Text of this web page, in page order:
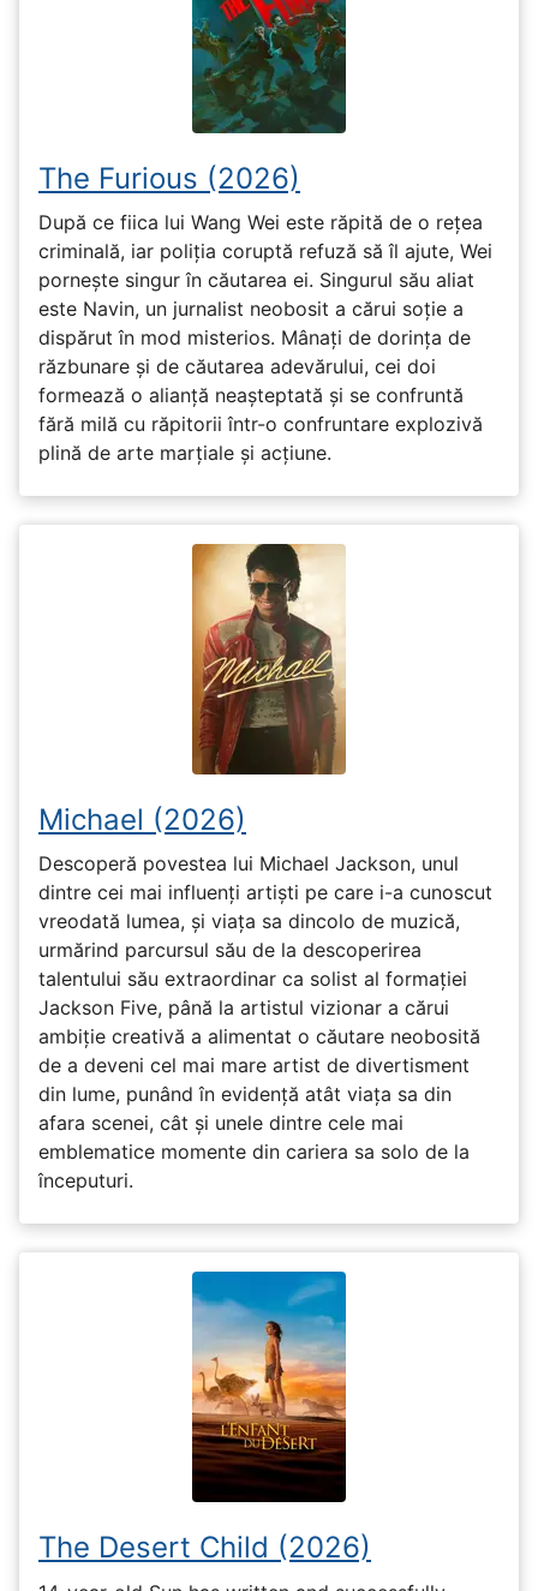
The Furious (2026)
După ce fiica lui Wang Wei este răpită de o rețea
criminală, iar poliția coruptă refuză să îl ajute, Wei
pornește singur în căutarea ei. Singurul său aliat
este Navin, un jurnalist neobosit a cărui soție a
dispărut în mod misterios. Mânați de dorința de
răzbunare și de căutarea adevărului, cei doi
formează o alianță neașteptată și se confruntă
fără milă cu răpitorii într-o confruntare explozivă
plină de arte marțiale și acțiune.
Michael (2026)
Descoperă povestea lui Michael Jackson, unul
dintre cei mai influenți artiști pe care i-a cunoscut
vreodată lumea, și viața sa dincolo de muzică,
urmărind parcursul său de la descoperirea
talentului său extraordinar ca solist al formației
Jackson Five, până la artistul vizionar a cărui
ambiție creativă a alimentat o căutare neobosită
de a deveni cel mai mare artist de divertisment
din lume, punând în evidență atât viața sa din
afara scenei, cât și unele dintre cele mai
emblematice momente din cariera sa solo de la
începuturi.
The Desert Child (2026)